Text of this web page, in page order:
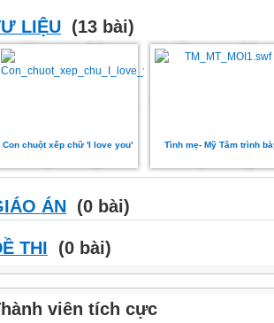
LIỆU (13 bài)
Con chuột xếp chữ 'I love you' Tình mẹ- Mỹ Tâm trình
ÁN (0 bài)
THI (0 bài)
viên tích cực